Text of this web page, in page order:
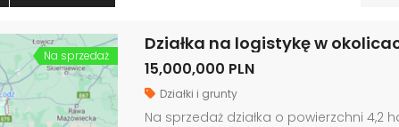
Na sprzedaż
Działka na logistykę w
15,000,000 PLN
Działki i grunty
Na sprzedaż działka o powierzchni 4,2